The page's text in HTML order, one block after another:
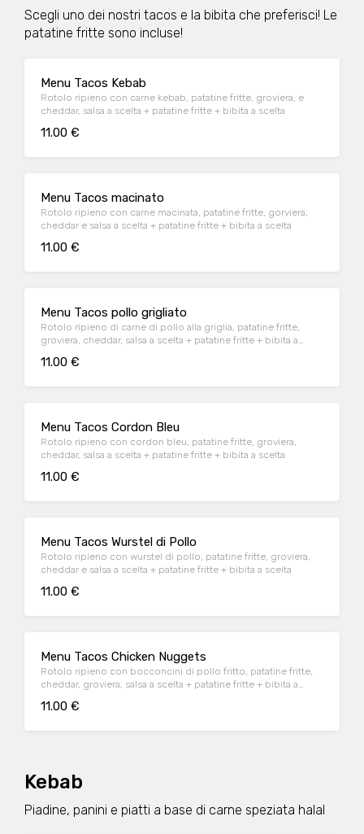
Scegli uno dei nostri tacos e la bibita che preferisci! Le
patatine fritte sono incluse!
Menu Tacos Kebab
Rotolo ripieno con carne kebab, patatine fritte, groviera, e
cheddar, salsa a scelta + patatine fritte + bibita a scelta
11.00 €
Menu Tacos macinato
Rotolo ripieno con carne macinata, patatine fritte, gorviera,
cheddar e salsa a scelta + patatine fritte + bibita a scelta
11.00 €
Menu Tacos pollo grigliato
Rotolo ripieno di carne di pollo alla griglia, patatine fritte,
groviera, cheddar, salsa a scelta + patatine fritte + bibita a
11.00 €
Menu Tacos Cordon Bleu
Rotolo ripieno con cordon bleu, patatine fritte, groviera,
cheddar, salsa a scelta + patatine fritte + bibita a scelta
11.00 €
Menu Tacos Wurstel di Pollo
Rotolo ripieno con wurstel di pollo, patatine fritte, groviera,
cheddar e salsa a scelta + patatine fritte + bibita a scelta
11.00 €
Menu Tacos Chicken Nuggets
Rotolo ripieno con bocconcini di pollo fritto, patatine fritte,
cheddar, groviera, salsa a scelta + patatine fritte + bibita a
11.00 €
Kebab
Piadine, panini e piatti a base di carne speziata halal